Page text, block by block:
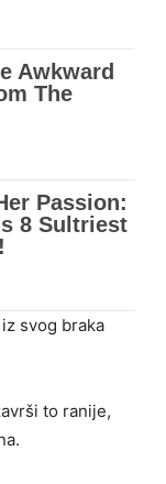
svog braka
to ranije,